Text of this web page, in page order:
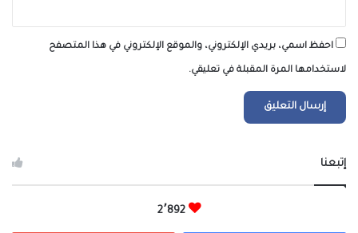
احفظ اسمي، بريدي الإلكتروني، والموقع الإلكتروني في هذا المتصفح
لاستخدامها المرة المقبلة في تعليقي.
إتبعنا
2٬892